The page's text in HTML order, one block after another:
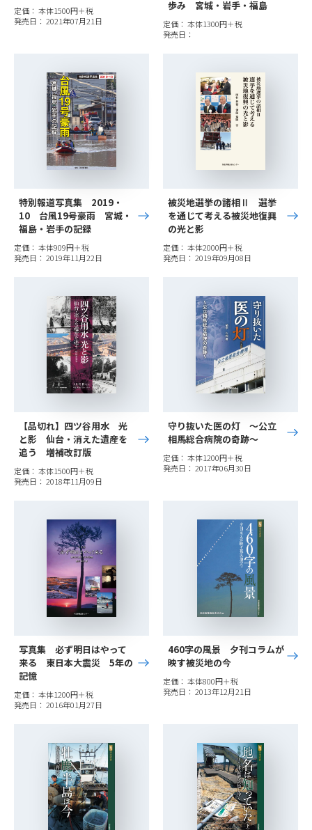
定価： 本体1500円＋税
発売日： 2021年07月21日
歩み 宮城・岩手・福島
定価： 本体1300円＋税
発売日：
特別報道写真集 2019・
10 台風19号豪雨 宮城・
福島・岩手の記録
定価： 本体909円＋税
発売日： 2019年11月22日
被災地選挙の諸相Ⅱ 選挙
を通じて考える被災地復興
の光と影
定価： 本体2000円＋税
発売日： 2019年09月08日
【品切れ】四ツ谷用水 光
と影 仙台・消えた遺産を
追う 増補改訂版
定価： 本体1500円＋税
発売日： 2018年11月09日
守り抜いた医の灯 ～公立
相馬総合病院の奇跡～
定価： 本体1200円＋税
発売日： 2017年06月30日
写真集 必ず明日はやって
来る 東日本大震災 5年の
記憶
定価： 本体1200円＋税
発売日： 2016年01月27日
460字の風景 夕刊コラムが
映す被災地の今
定価： 本体800円＋税
発売日： 2013年12月21日